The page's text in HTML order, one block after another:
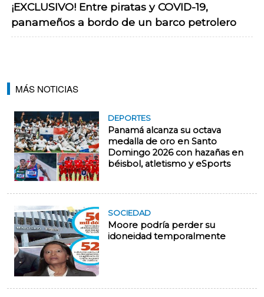
¡EXCLUSIVO! Entre piratas y COVID-19,
panameños a bordo de un barco petrolero
MÁS NOTICIAS
DEPORTES
Panamá alcanza su octava
medalla de oro en Santo
Domingo 2026 con hazañas en
béisbol, atletismo y eSports
SOCIEDAD
Moore podría perder su
idoneidad temporalmente